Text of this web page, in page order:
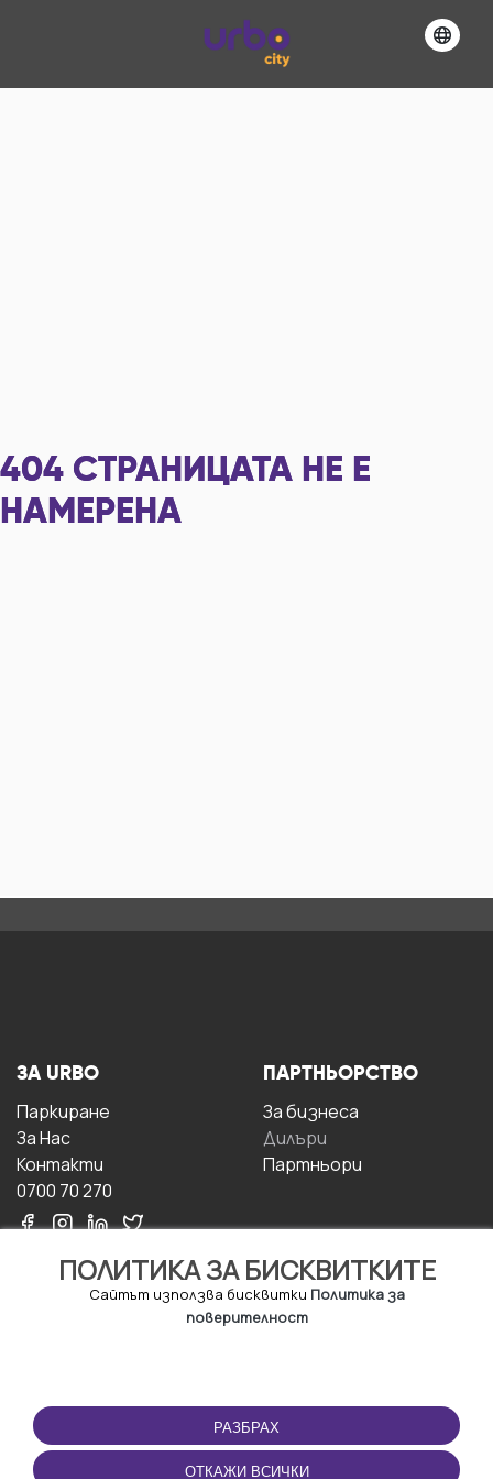
404 СТРАНИЦАТА НЕ Е
НАМЕРЕНА
ПОЛИТИКА ЗА БИСКВИТКИТЕ
Сайтът използва бисквитки Политика за
поверителност
РАЗБРАХ
ОТКАЖИ ВСИЧКИ
ЗА URBO
Паркиране
За Hас
Контакти
0700 70 270
ПАРТНЬОРСТВО
За бизнесa
Дилъри
Партньори
ПОЛЗВАНЕ
Правила и условия за
ползване
ПРИЛОЖЕНИЕТО